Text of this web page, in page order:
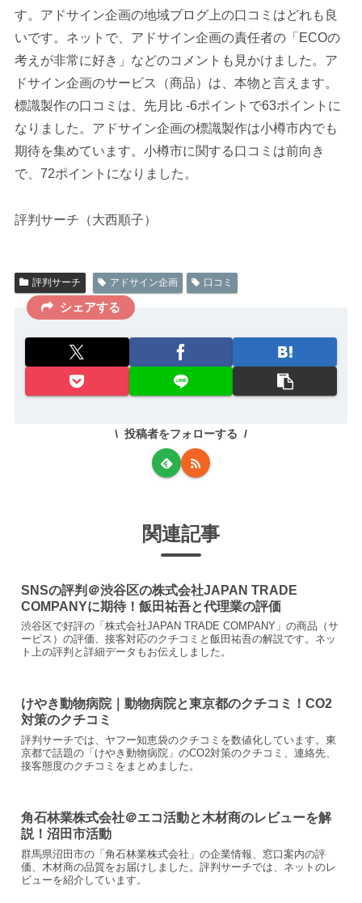
す。アドサイン企画の地域ブログ上の口コミはどれも良
いです。ネットで、アドサイン企画の責任者の「ECOの
考えが非常に好き」などのコメントも見かけました。ア
ドサイン企画のサービス（商品）は、本物と言えます。
標識製作の口コミは、先月比 -6ポイントで63ポイントに
なりました。アドサイン企画の標識製作は小樽市内でも
期待を集めています。小樽市に関する口コミは前向き
で、72ポイントになりました。
評判サーチ（大西順子）
評判サーチ アドサイン企画 口コミ
シェアする
投稿者をフォローする
関連記事
SNSの評判＠渋谷区の株式会社JAPAN TRADE
COMPANYに期待！飯田祐吾と代理業の評価
渋谷区で好評の「株式会社JAPAN TRADE COMPANY」の商品（サ
ービス）の評価、接客対応のクチコミと飯田祐吾の解説です。ネッ
ト上の評判と詳細データもお伝えしました。
けやき動物病院｜動物病院と東京都のクチコミ！CO2
対策のクチコミ
評判サーチでは、ヤフー知恵袋のクチコミを数値化しています。東
京都で話題の「けやき動物病院」のCO2対策のクチコミ、連絡先、
接客態度のクチコミをまとめました。
角石林業株式会社＠エコ活動と木材商のレビューを解
説！沼田市活動
群馬県沼田市の「角石林業株式会社」の企業情報、窓口案内の評
価、木材商の品質をお届けしました。評判サーチでは、ネットのレ
ビューを紹介しています。